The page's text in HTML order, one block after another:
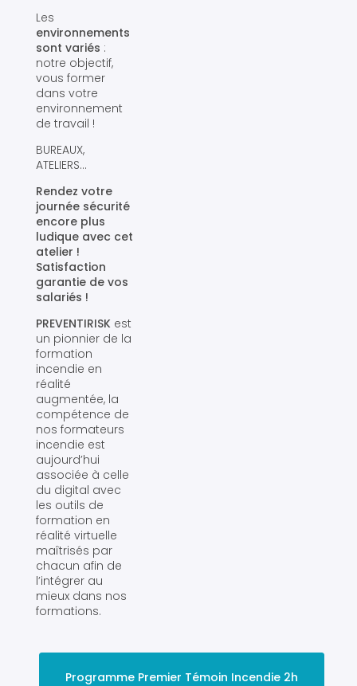
Les
environnements
sont variés :
notre objectif,
vous former
dans votre
environnement
de travail !
BUREAUX,
ATELIERS…
Rendez votre
journée sécurité
encore plus
ludique avec cet
atelier !
Satisfaction
garantie de vos
salariés !
PREVENTIRISK est
un pionnier de la
formation
incendie en
réalité
augmentée, la
compétence de
nos formateurs
incendie est
aujourd’hui
associée à celle
du digital avec
les outils de
formation en
réalité virtuelle
maîtrisés par
chacun afin de
l’intégrer au
mieux dans nos
formations.
Programme Premier Témoin Incendie 2h